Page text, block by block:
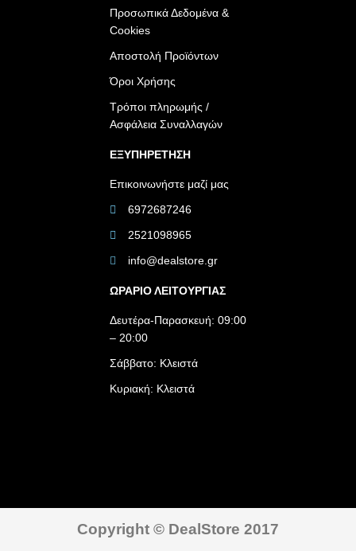
Προσωπικά Δεδομένα &
Cookies
Αποστολή Προϊόντων
Όροι Χρήσης
Τρόποι πληρωμής /
Ασφάλεια Συναλλαγών
ΕΞΥΠΗΡΕΤΗΣΗ
Επικοινωνήστε μαζί μας
6972687246
2521098965
info@dealstore.gr
ΩΡΑΡΙΟ ΛΕΙΤΟΥΡΓΙΑΣ​
Δευτέρα-Παρασκευή: 09:00
– 20:00
Σάββατο: Κλειστά
Κυριακή: Κλειστά
Copyright © DealStore 2017